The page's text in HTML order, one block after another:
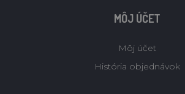
MÔJ ÚČET
Môj účet
História objednávok